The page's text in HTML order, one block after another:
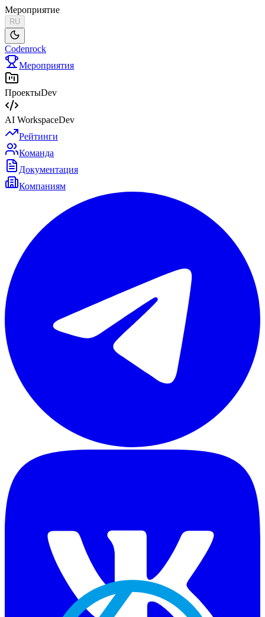
Мероприятие
RU
Codenrock
Мероприятия
ПроектыDev
AI WorkspaceDev
Рейтинги
Команда
Документация
Компаниям